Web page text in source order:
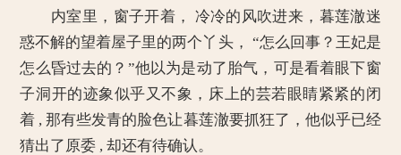
内室里，窗子开着， 冷冷的风吹进来，暮莲澈迷
惑不解的望着屋子里的两个丫头， “怎么回事？王妃是
怎么昏过去的？”他以为是动了胎气，可是看着眼下窗
子洞开的迹象似乎又不象，床上的芸若眼睛紧紧的闭
着 , 那有些发青的脸色让暮莲澈要抓狂了，他似乎已经
猜出了原委 , 却还有待确认。